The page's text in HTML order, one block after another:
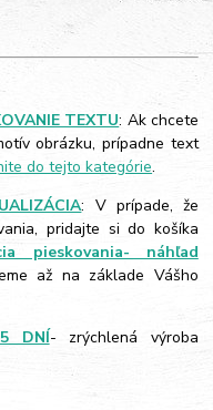
TEXTU: Ak chcete
obrázku, prípadne text
do tejto kategórie.
: V prípade, že
pridajte si do košíka
pieskovania- náhľad
až na základe Vášho
5 DNÍ- zrýchlená výroba